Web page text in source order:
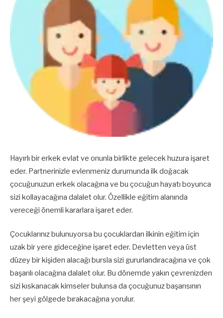
Hayırlı bir erkek evlat ve onunla birlikte gelecek huzura işaret
eder. Partnerinizle evlenmeniz durumunda ilk doğacak
çocuğunuzun erkek olacağına ve bu çocuğun hayatı boyunca
sizi kollayacağına dalalet olur. Özellikle eğitim alanında
vereceği önemli kararlara işaret eder.
Çocuklarınız bulunuyorsa bu çocuklardan ilkinin eğitim için
uzak bir yere gideceğine işaret eder. Devletten veya üst
düzey bir kişiden alacağı bursla sizi gururlandıracağına ve çok
başarılı olacağına dalalet olur. Bu dönemde yakın çevrenizden
sizi kıskanacak kimseler bulunsa da çocuğunuz başarısının
her şeyi gölgede bırakacağına yorulur.